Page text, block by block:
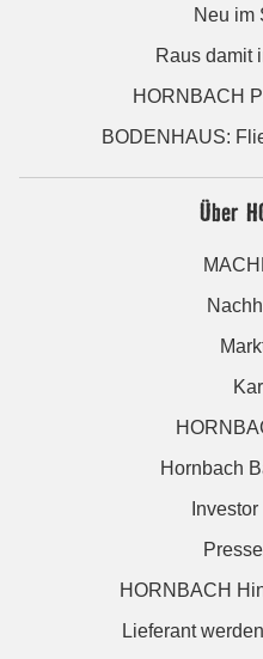
Neu im
Raus damit
HORNBACH
BODENHAUS:
Über
Hornbach
HORNBACH
Lieferant